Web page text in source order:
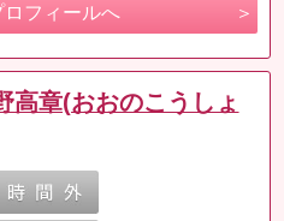
ロフィールへ
高章(おおのこうしょ